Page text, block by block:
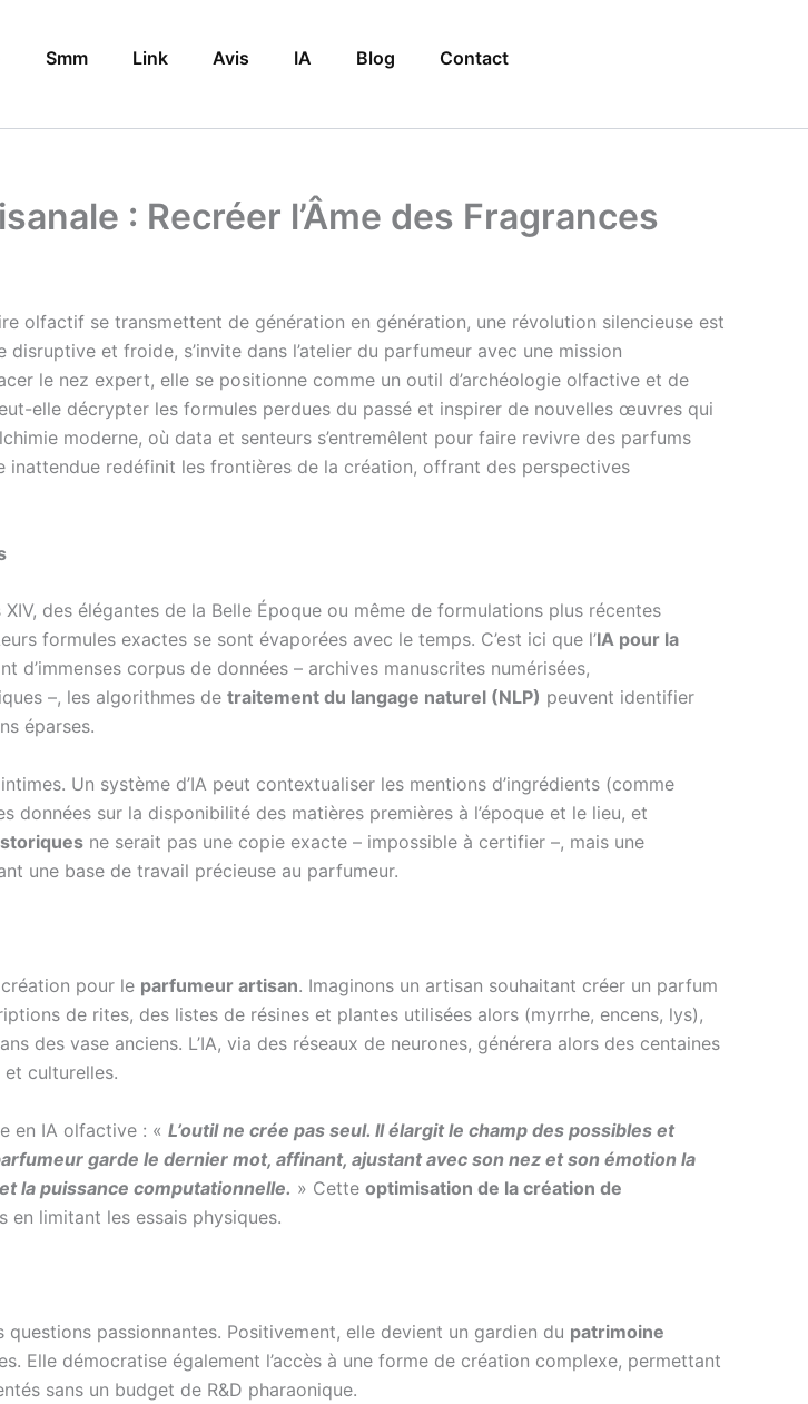
Smm Link Avis IA Blog Contact
: Recréer l’Âme des Fragrances
olfactif se transmettent de génération en génération, une révolution silencieuse est
et froide, s’invite dans l’atelier du parfumeur avec une mission
le nez expert, elle se positionne comme un outil d’archéologie olfactive et de
elle décrypter les formules perdues du passé et inspirer de nouvelles œuvres qui
moderne, où data et senteurs s’entremêlent pour faire revivre des parfums
redéfinit les frontières de la création, offrant des perspectives
des élégantes de la Belle Époque ou même de formulations plus récentes
formules exactes se sont évaporées avec le temps. C’est ici que l’IA pour la
d’immenses corpus de données – archives manuscrites numérisées,
–, les algorithmes de traitement du langage naturel (NLP) peuvent identifier
éparses.
Un système d’IA peut contextualiser les mentions d’ingrédients (comme
sur la disponibilité des matières premières à l’époque et le lieu, et
ne serait pas une copie exacte – impossible à certifier –, mais une
une base de travail précieuse au parfumeur.
pour le parfumeur artisan. Imaginons un artisan souhaitant créer un parfum
de rites, des listes de résines et plantes utilisées alors (myrrhe, encens, lys),
des vase anciens. L’IA, via des réseaux de neurones, générera alors des centaines
culturelles.
en IA olfactive : « L’outil ne crée pas seul. Il élargit le champ des possibles et
garde le dernier mot, affinant, ajustant avec son nez et son émotion la
la puissance computationnelle. » Cette optimisation de la création de
limitant les essais physiques.
questions passionnantes. Positivement, elle devient un gardien du patrimoine
Elle démocratise également l’accès à une forme de création complexe, permettant
sans un budget de R&D pharaonique.